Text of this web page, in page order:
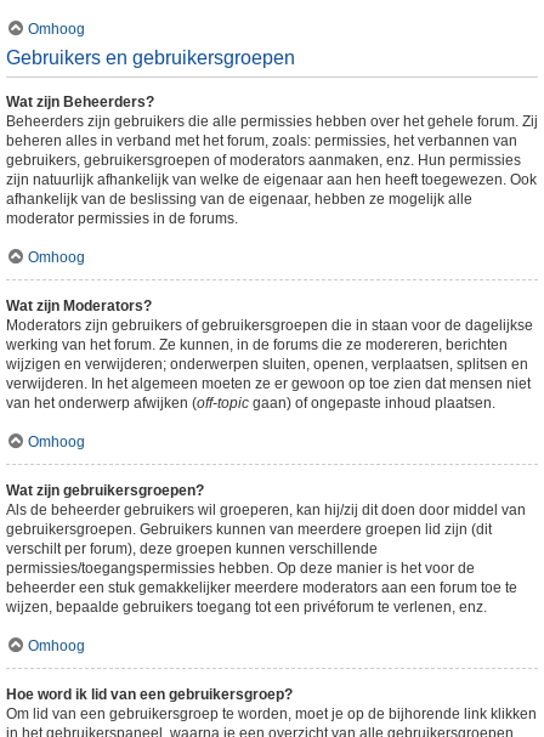
Omhoog
Gebruikers en gebruikersgroepen
Wat zijn Beheerders?
Beheerders zijn gebruikers die alle permissies hebben over het gehele forum. Zij
beheren alles in verband met het forum, zoals: permissies, het verbannen van
gebruikers, gebruikersgroepen of moderators aanmaken, enz. Hun permissies
zijn natuurlijk afhankelijk van welke de eigenaar aan hen heeft toegewezen. Ook
afhankelijk van de beslissing van de eigenaar, hebben ze mogelijk alle
moderator permissies in de forums.
Omhoog
Wat zijn Moderators?
Moderators zijn gebruikers of gebruikersgroepen die in staan voor de dagelijkse
werking van het forum. Ze kunnen, in de forums die ze modereren, berichten
wijzigen en verwijderen; onderwerpen sluiten, openen, verplaatsen, splitsen en
verwijderen. In het algemeen moeten ze er gewoon op toe zien dat mensen niet
van het onderwerp afwijken (off-topic gaan) of ongepaste inhoud plaatsen.
Omhoog
Wat zijn gebruikersgroepen?
Als de beheerder gebruikers wil groeperen, kan hij/zij dit doen door middel van
gebruikersgroepen. Gebruikers kunnen van meerdere groepen lid zijn (dit
verschilt per forum), deze groepen kunnen verschillende
permissies/toegangspermissies hebben. Op deze manier is het voor de
beheerder een stuk gemakkelijker meerdere moderators aan een forum toe te
wijzen, bepaalde gebruikers toegang tot een privéforum te verlenen, enz.
Omhoog
Hoe word ik lid van een gebruikersgroep?
Om lid van een gebruikersgroep te worden, moet je op de bijhorende link klikken
in het gebruikerspaneel, waarna je een overzicht van alle gebruikersgroepen